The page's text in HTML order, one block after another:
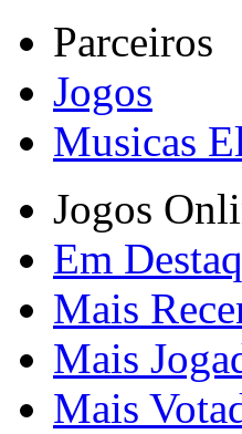
Parceiros
Jogos
Musicas
Jogos
Em
Mais
Mais
Mais